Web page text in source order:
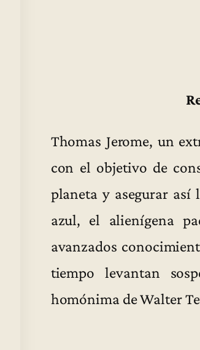
Thomas Jerome, un
con el objetivo de
planeta y asegurar así
azul, el alienígena
avanzados
tiempo levantan
homónima de Walter